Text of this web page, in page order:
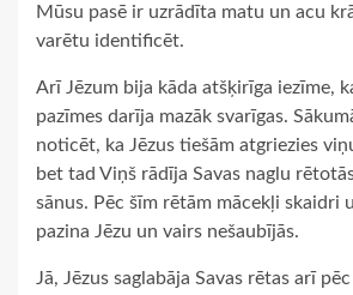
Mūsu pasē ir uzrādīta matu un acu
varētu identificēt.
Arī Jēzum bija kāda atšķirīga iezīme,
pazīmes darīja mazāk svarīgas.
noticēt, ka Jēzus tiešām atgriezies
bet tad Viņš rādīja Savas naglu
sānus. Pēc šīm rētām mācekļi skaidri
pazina Jēzu un vairs nešaubījās.
Jā, Jēzus saglabāja Savas rētas arī